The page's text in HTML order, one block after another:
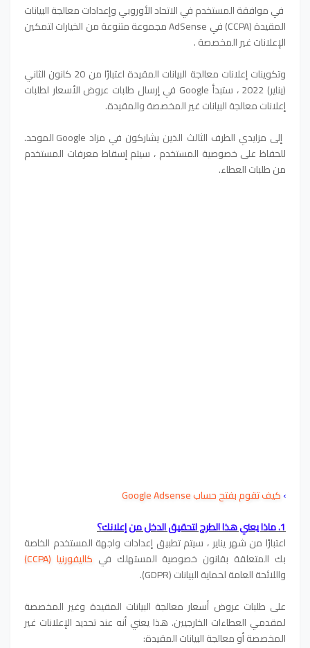
في موافقة المستخدم في الاتحاد الأوروبي وإعدادات معالجة البيانات
المقيدة (CCPA) في AdSense مجموعة متنوعة من الخيارات لتمكين
الإعلانات غير المخصصة .
وتكوينات إعلانات معالجة البيانات المقيدة اعتبارًا من 20 كانون الثاني
(يناير) 2022 ، ستبدأ Google في إرسال طلبات عروض الأسعار لطلبات
إعلانات معالجة البيانات غير المخصصة والمقيدة.
إلى مزايدي الطرف الثالث الذين يشاركون في مزاد Google الموحد.
للحفاظ على خصوصية المستخدم ، سيتم إسقاط معرفات المستخدم
من طلبات العطاء.
›كيف تقومبفتح حساب Google Adsense
1. ماذا يعني هذا الطرح لتحقيق الدخل من إعلانك؟
اعتبارًا من شهر يناير ، سيتم تطبيق إعدادات واجهة المستخدم الخاصة
بك المتعلقة بقانون خصوصية المستهلك في كاليفورنيا (CCPA)
واللائحة العامة لحماية البيانات (GDPR).
على طلبات عروض أسعار معالجة البيانات المقيدة وغير المخصصة
لمقدمي العطاءات الخارجيين. هذا يعني أنه عند تحديد الإعلانات غير
المخصصة أو معالجة البيانات المقيدة: